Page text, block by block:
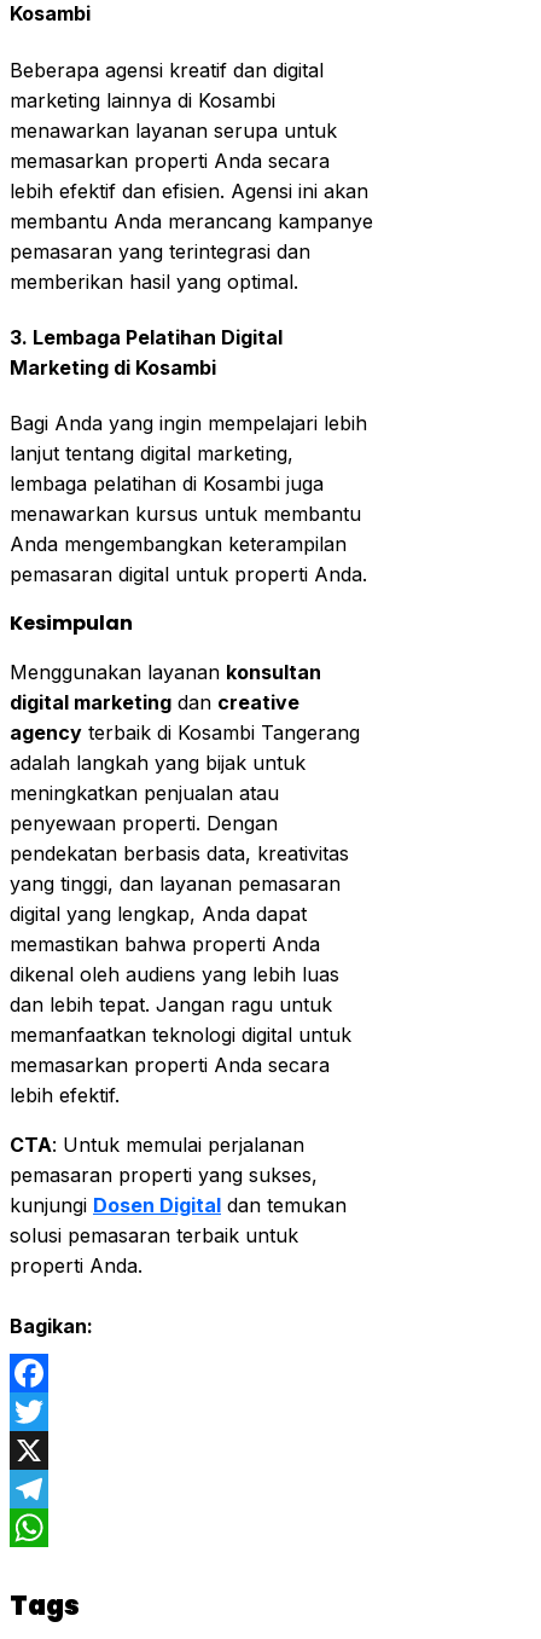
Kosambi
Beberapa agensi kreatif dan digital
marketing lainnya di Kosambi
menawarkan layanan serupa untuk
memasarkan properti Anda secara
lebih efektif dan efisien. Agensi ini akan
membantu Anda merancang kampanye
pemasaran yang terintegrasi dan
memberikan hasil yang optimal.
3. Lembaga Pelatihan Digital
Marketing di Kosambi
Bagi Anda yang ingin mempelajari lebih
lanjut tentang digital marketing,
lembaga pelatihan di Kosambi juga
menawarkan kursus untuk membantu
Anda mengembangkan keterampilan
pemasaran digital untuk properti Anda.
Kesimpulan
Menggunakan layanan konsultan
digital marketing dan creative
agency terbaik di Kosambi Tangerang
adalah langkah yang bijak untuk
meningkatkan penjualan atau
penyewaan properti. Dengan
pendekatan berbasis data, kreativitas
yang tinggi, dan layanan pemasaran
digital yang lengkap, Anda dapat
memastikan bahwa properti Anda
dikenal oleh audiens yang lebih luas
dan lebih tepat. Jangan ragu untuk
memanfaatkan teknologi digital untuk
memasarkan properti Anda secara
lebih efektif.
CTA: Untuk memulai perjalanan
pemasaran properti yang sukses,
kunjungi Dosen Digital dan temukan
solusi pemasaran terbaik untuk
properti Anda.
Bagikan:
Facebook
Twitter
X
Telegram
Tags